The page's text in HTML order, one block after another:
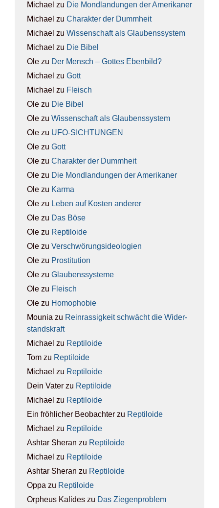
Michael zu Die Mond­lan­dun­gen der Ame­ri­ka­ner
Michael zu Cha­rak­ter der Dumm­heit
Michael zu Wis­sen­schaft als Glau­bens­sys­tem
Michael zu Die Bibel
Ole zu Der Mensch – Got­tes Eben­bild?
Michael zu Gott
Michael zu Fleisch
Ole zu Die Bibel
Ole zu Wis­sen­schaft als Glau­bens­sys­tem
Ole zu UFO-SICH­TUN­GEN
Ole zu Gott
Ole zu Cha­rak­ter der Dumm­heit
Ole zu Die Mond­lan­dun­gen der Ame­ri­ka­ner
Ole zu Kar­ma
Ole zu Leben auf Kos­ten ande­rer
Ole zu Das Böse
Ole zu Rep­ti­lo­ide
Ole zu Ver­schwö­rungs­ideo­lo­gien
Ole zu Pro­sti­tu­ti­on
Ole zu Glau­bens­sys­te­me
Ole zu Fleisch
Ole zu Homo­pho­bie
Mounia zu Rein­ras­sig­keit schwächt die Wider­
stands­kraft
Michael zu Rep­ti­lo­ide
Tom zu Rep­ti­lo­ide
Michael zu Rep­ti­lo­ide
Dein Vater zu Rep­ti­lo­ide
Michael zu Rep­ti­lo­ide
Ein fröhlicher Beobachter zu Rep­ti­lo­ide
Michael zu Rep­ti­lo­ide
Ashtar Sheran zu Rep­ti­lo­ide
Michael zu Rep­ti­lo­ide
Ashtar Sheran zu Rep­ti­lo­ide
Oppa zu Rep­ti­lo­ide
Orpheus Kalides zu Das Zie­gen­pro­blem